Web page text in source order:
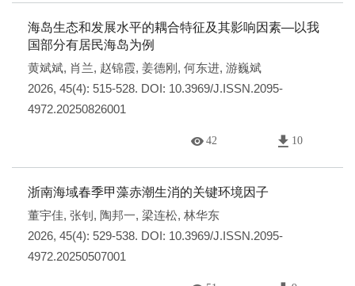
海岛生态和发展水平的耦合特征及其影响因素—以我
国部分有居民海岛为例
黄斌斌, 肖兰, 赵锦霞, 姜德刚 , 何东进, 游巍斌
2026, 45(4): 515-528. DOI: 10.3969/J.ISSN.2095-
4972.20250826001
42 10
浙南海域春季甲藻赤潮生消的关键环境因子
董宇佳, 张钊, 陶邦一, 梁连松, 林华东
2026, 45(4): 529-538. DOI: 10.3969/J.ISSN.2095-
4972.20250507001